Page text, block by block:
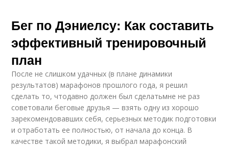
Бег по Дэниелсу: Как составить
эффективный тренировочный
план
После не слишком удачных (в плане динамики
результатов) марафонов прошлого года, я решил
сделать то, чтодавно должен был сделатьмне не раз
советовали беговые друзья — взять одну из хорошо
зарекомендовавших себя, серьезных методик подготовки
и отработать ее полностью, от начала до конца. В
качестве такой методики, я выбрал марафонский